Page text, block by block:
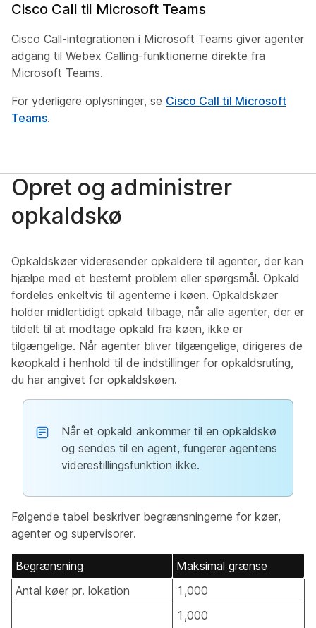
Cisco Call til Microsoft Teams
Cisco Call-integrationen i Microsoft Teams giver agenter
adgang til Webex Calling-funktionerne direkte fra
Microsoft Teams.
For yderligere oplysninger, se Cisco Call til Microsoft
Teams.
Opret og administrer
opkaldskø
Opkaldskøer videresender opkaldere til agenter, der kan
hjælpe med et bestemt problem eller spørgsmål. Opkald
fordeles enkeltvis til agenterne i køen. Opkaldskøer
holder midlertidigt opkald tilbage, når alle agenter, der er
tildelt til at modtage opkald fra køen, ikke er
tilgængelige. Når agenter bliver tilgængelige, dirigeres de
køopkald i henhold til de indstillinger for opkaldsruting,
du har angivet for opkaldskøen.
Når et opkald ankommer til en opkaldskø
og sendes til en agent, fungerer agentens
viderestillingsfunktion ikke.
Følgende tabel beskriver begrænsningerne for køer,
agenter og supervisorer.
Begrænsning
Maksimal grænse
Antal køer pr. lokation
1,000
1,000